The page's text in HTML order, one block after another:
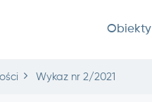
Obiekty
Wykaz nr 2/2021